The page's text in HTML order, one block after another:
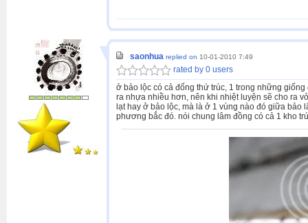
saonhua replied on 10-01-2010 7:49
rated by 0 users
ở bảo lộc có cả đống thứ trúc, 1 trong những
ra nhựa nhiều hơn, nên khi nhiệt luyện sẽ cho ra
lạt hay ở bảo lộc, mà là ở 1 vùng nào đó giữa bảo
phương bắc đó. nói chung lâm đồng có cả 1 kho